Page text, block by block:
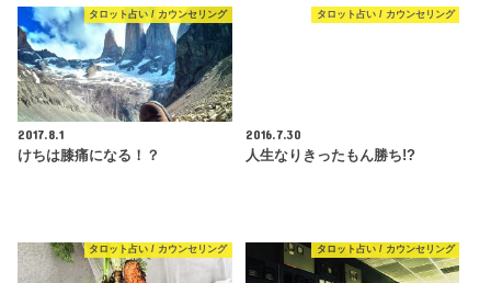
タロット占い / カウンセリング
2017.8.1
けちは膝痛になる！？
タロット占い / カウンセリング
2016.7.30
人生なりきったもん勝ち!?
タロット占い / カウンセリング タロット占い / カウンセリング